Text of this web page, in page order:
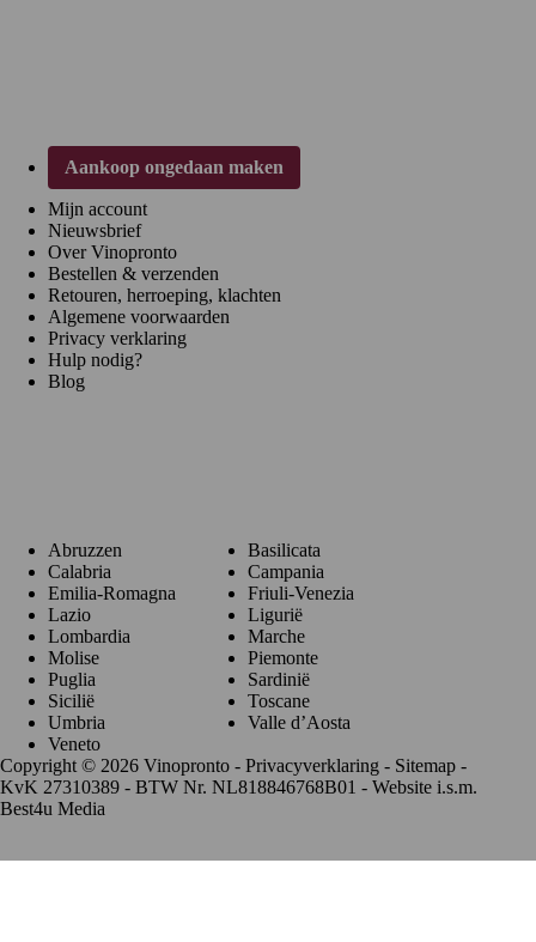
Aankoop ongedaan maken
Mijn account
Nieuwsbrief
Over Vinopronto
Bestellen & verzenden
Retouren, herroeping, klachten
Algemene voorwaarden
Privacy verklaring
Hulp nodig?
Blog
Abruzzen
Basilicata
Calabria
Campania
Emilia-Romagna
Friuli-Venezia
Lazio
Ligurië
Lombardia
Marche
Molise
Piemonte
Puglia
Sardinië
Sicilië
Toscane
Umbria
Valle d’Aosta
Veneto
Copyright © 2026 Vinopronto - Privacyverklaring - Sitemap -
KvK 27310389 - BTW Nr. NL818846768B01 - Website i.s.m.
Best4u Media